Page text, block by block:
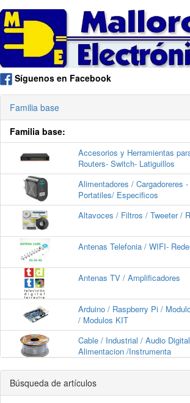
Síguenos en Facebook
Familia base
Familia base:
Accesorios y Herramientas
Routers- Switch- Latiguillos
Alimentadores / Cargadoreres
Portatiles/ Especificos
Altavoces / Filtros / Tweeter /
Antenas Telefonia / WIFI-
Antenas TV / Amplificadores
Arduino / Raspberry Pi /
/ Modulos KIT
Cable / Industrial / Audio
Alimentacion /Instrumenta
Cajas de Montaje IP68 / IP67
Búsqueda de artículos